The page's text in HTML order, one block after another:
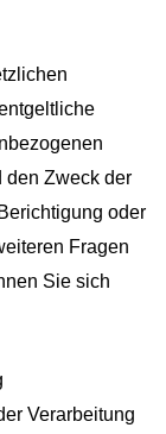
den Zweck der
oder
Fragen
Sie sich
Verarbeitung